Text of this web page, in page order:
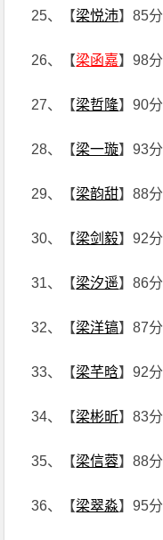
25、【梁悦沛】85分
26、【梁函嘉】98分
27、【梁哲隆】90分
28、【梁一璇】93分
29、【梁韵甜】88分
30、【梁剑毅】92分
31、【梁汐遥】86分
32、【梁洋镐】87分
33、【梁芊晗】92分
34、【梁彬昕】83分
35、【梁信蓉】88分
36、【梁翠淼】95分